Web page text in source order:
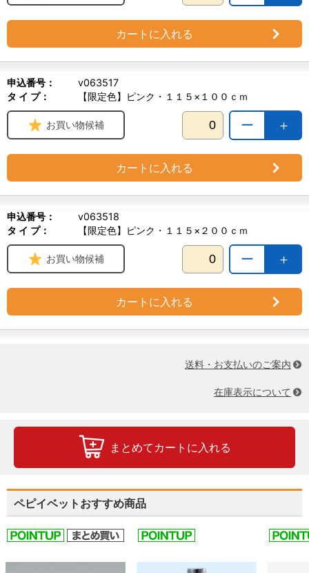
カートに入れる
申込番号：
v063517
タ イ プ：
【限定色】ピンク・１１５×１００ｃｍ
＋
ー
お買い物候補
カートに入れる
申込番号：
v063518
タ イ プ：
【限定色】ピンク・１１５×２００ｃｍ
＋
ー
お買い物候補
カートに入れる
送料・お支払いのご案内
在庫表示について
まとめてカートに入れる
ペピイベットおすすめ商品